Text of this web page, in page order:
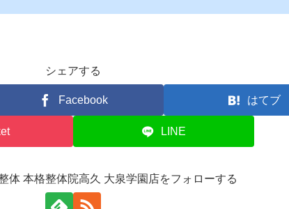
シェアする
Facebook はてブ
LINE
体 本格整体院高久 大泉学園店をフォローする